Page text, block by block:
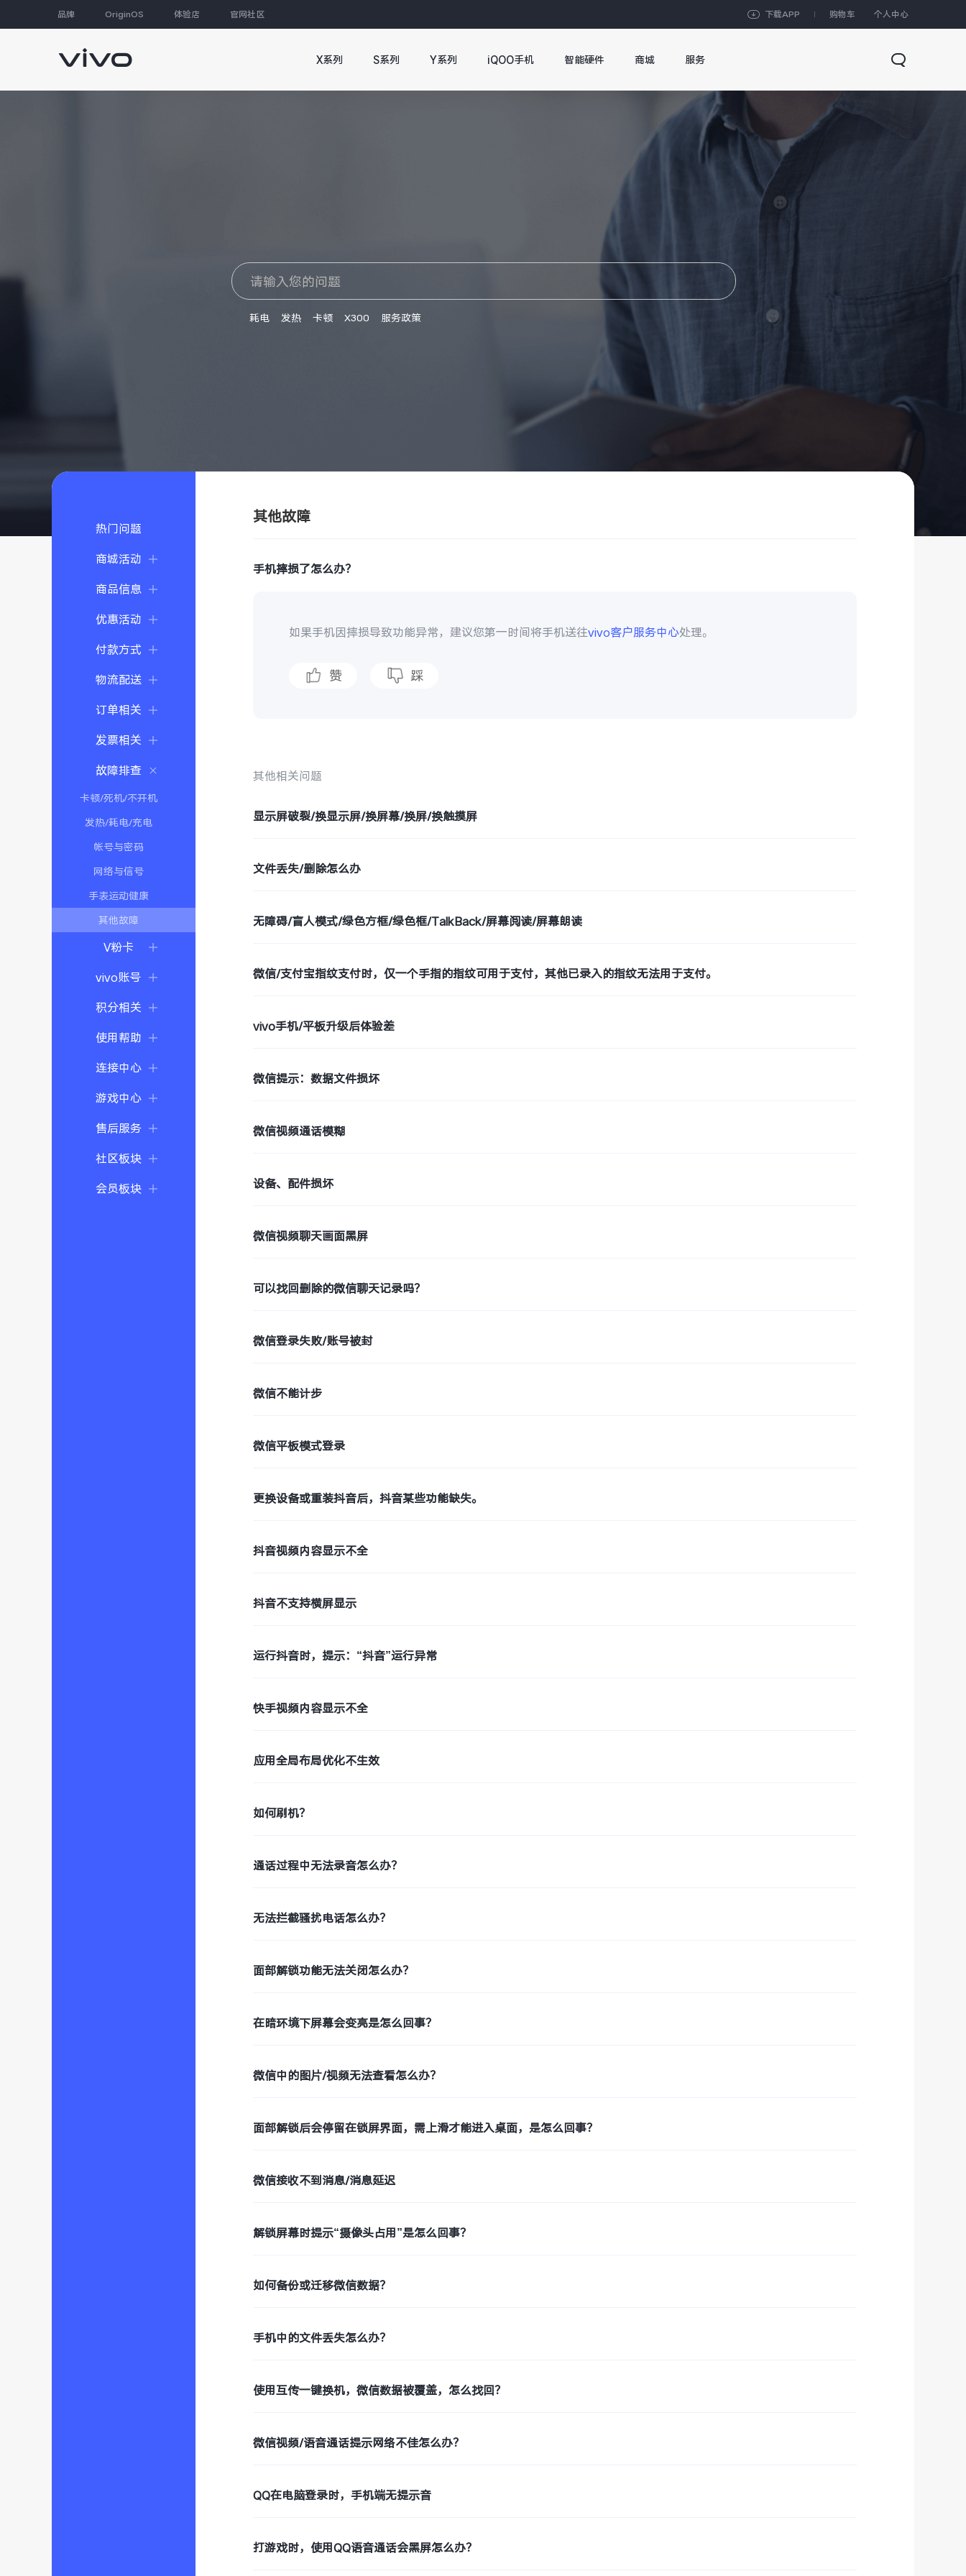
品牌 OriginOS 体验店 官网社区 下载APP 购物车 个人中心
X系列 S系列 Y系列 iQOO手机 智能硬件 商城 服务
耗电 发热 卡顿 X300 服务政策
热门问题
商城活动
商品信息
优惠活动
付款方式
物流配送
订单相关
发票相关
故障排查
卡顿/死机/不开机
发热/耗电/充电
帐号与密码
网络与信号
手表运动健康
其他故障
V粉卡
vivo账号
积分相关
使用帮助
连接中心
游戏中心
售后服务
社区板块
会员板块
其他故障
手机摔损了怎么办？
如果手机因摔损导致功能异常，建议您第一时间将手机送往vivo客户服务中心处理。
赞 踩
其他相关问题
显示屏破裂/换显示屏/换屏幕/换屏/换触摸屏
文件丢失/删除怎么办
无障碍/盲人模式/绿色方框/绿色框/TalkBack/屏幕阅读/屏幕朗读
微信/支付宝指纹支付时，仅一个手指的指纹可用于支付，其他已录入的指纹无法用于支付。
vivo手机/平板升级后体验差
微信提示：数据文件损坏
微信视频通话模糊
设备、配件损坏
微信视频聊天画面黑屏
可以找回删除的微信聊天记录吗？
微信登录失败/账号被封
微信不能计步
微信平板模式登录
更换设备或重装抖音后，抖音某些功能缺失。
抖音视频内容显示不全
抖音不支持横屏显示
运行抖音时，提示：“抖音”运行异常
快手视频内容显示不全
应用全局布局优化不生效
如何刷机？
通话过程中无法录音怎么办？
无法拦截骚扰电话怎么办？
面部解锁功能无法关闭怎么办？
在暗环境下屏幕会变亮是怎么回事？
微信中的图片/视频无法查看怎么办？
面部解锁后会停留在锁屏界面，需上滑才能进入桌面，是怎么回事？
微信接收不到消息/消息延迟
解锁屏幕时提示“摄像头占用”是怎么回事？
如何备份或迁移微信数据？
手机中的文件丢失怎么办？
使用互传一键换机，微信数据被覆盖，怎么找回？
微信视频/语音通话提示网络不佳怎么办？
QQ在电脑登录时，手机端无提示音
打游戏时，使用QQ语音通话会黑屏怎么办？